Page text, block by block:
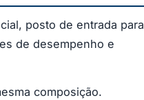
posto de entrada para
de desempenho e
composição.